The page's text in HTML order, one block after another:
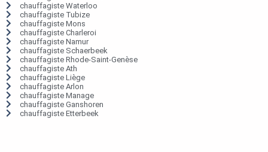
chauffagiste Waterloo
chauffagiste Tubize
chauffagiste Mons
chauffagiste Charleroi
chauffagiste Namur
chauffagiste Schaerbeek
chauffagiste Rhode-Saint-Genèse
chauffagiste Ath
chauffagiste Liège
chauffagiste Arlon
chauffagiste Manage
chauffagiste Ganshoren
chauffagiste Etterbeek